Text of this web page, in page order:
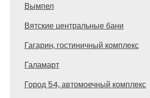
Вымпел
Вятские центральные бани
Гагарин, гостиничный комплекс
Галамарт
Город 54, автомоечный комплекс